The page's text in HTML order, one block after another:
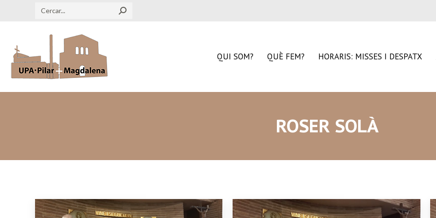
Search:
QUI SOM? QUÈ FEM? HORARIS: MISSES I DESPATX
ROSER SOLÀ